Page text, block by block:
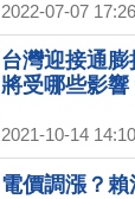
2022-07-07
台灣迎接通
將受哪些影響
2021-10-14
電價調漲？